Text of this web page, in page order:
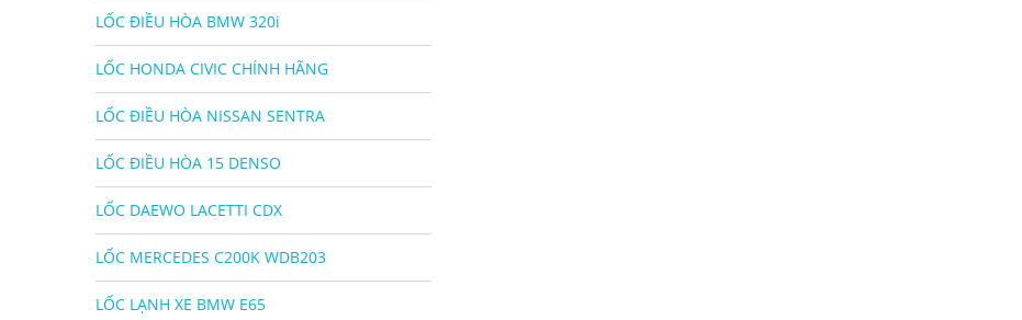
LỐC ĐIỀU HÒA BMW 320i
LỐC HONDA CIVIC CHÍNH HÃNG
LỐC ĐIỀU HÒA NISSAN SENTRA
LỐC ĐIỀU HÒA 15 DENSO
LỐC DAEWO LACETTI CDX
LỐC MERCEDES C200K WDB203
LỐC LẠNH XE BMW E65